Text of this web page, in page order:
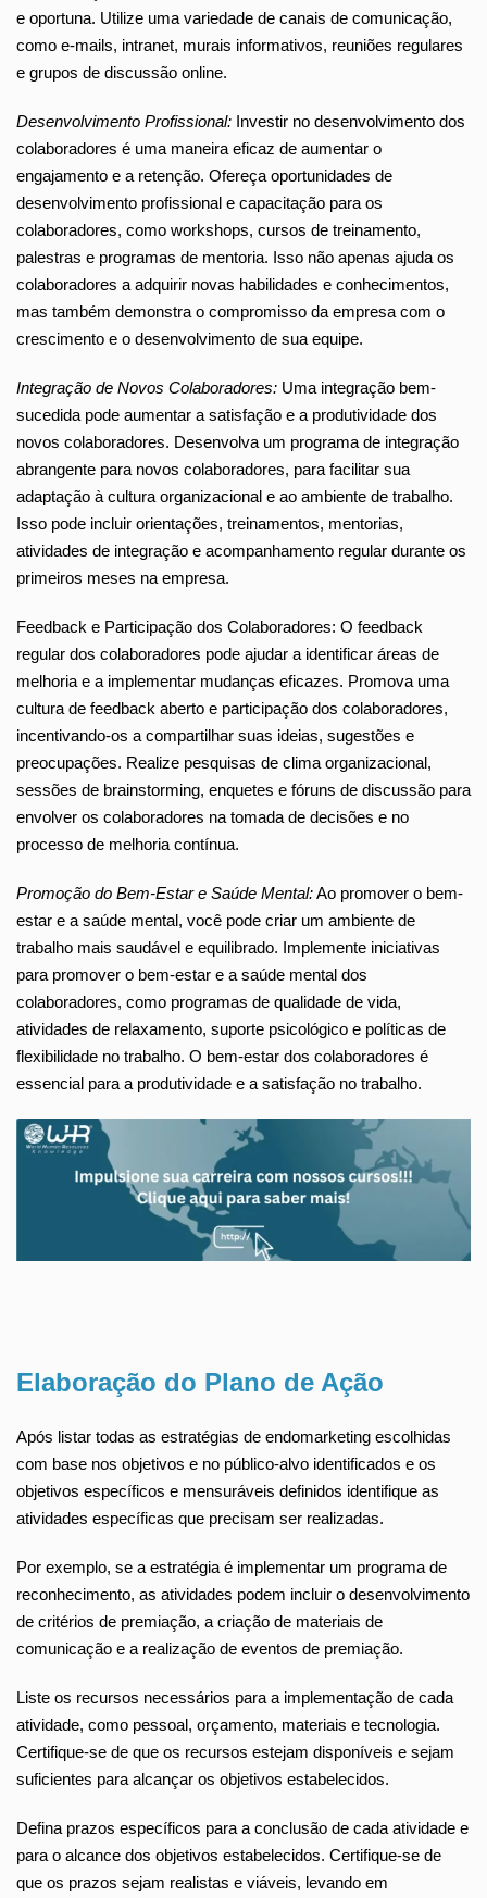
e oportuna. Utilize uma variedade de canais de comunicação,
como e-mails, intranet, murais informativos, reuniões regulares
e grupos de discussão online.
Desenvolvimento Profissional: Investir no desenvolvimento dos
colaboradores é uma maneira eficaz de aumentar o
engajamento e a retenção. Ofereça oportunidades de
desenvolvimento profissional e capacitação para os
colaboradores, como workshops, cursos de treinamento,
palestras e programas de mentoria. Isso não apenas ajuda os
colaboradores a adquirir novas habilidades e conhecimentos,
mas também demonstra o compromisso da empresa com o
crescimento e o desenvolvimento de sua equipe.
Integração de Novos Colaboradores: Uma integração bem-
sucedida pode aumentar a satisfação e a produtividade dos
novos colaboradores. Desenvolva um programa de integração
abrangente para novos colaboradores, para facilitar sua
adaptação à cultura organizacional e ao ambiente de trabalho.
Isso pode incluir orientações, treinamentos, mentorias,
atividades de integração e acompanhamento regular durante os
primeiros meses na empresa.
Feedback e Participação dos Colaboradores: O feedback
regular dos colaboradores pode ajudar a identificar áreas de
melhoria e a implementar mudanças eficazes. Promova uma
cultura de feedback aberto e participação dos colaboradores,
incentivando-os a compartilhar suas ideias, sugestões e
preocupações. Realize pesquisas de clima organizacional,
sessões de brainstorming, enquetes e fóruns de discussão para
envolver os colaboradores na tomada de decisões e no
processo de melhoria contínua.
Promoção do Bem-Estar e Saúde Mental:Ao promover o bem-
estar e a saúde mental, você pode criar um ambiente de
trabalho mais saudável e equilibrado. Implemente iniciativas
para promover o bem-estar e a saúde mental dos
colaboradores, como programas de qualidade de vida,
atividades de relaxamento, suporte psicológico e políticas de
flexibilidade no trabalho. O bem-estar dos colaboradores é
essencial para a produtividade e a satisfação no trabalho.
Elaboração do Plano de Ação
Após listar todas as estratégias de endomarketing escolhidas
com base nos objetivos e no público-alvo identificados e os
objetivos específicos e mensuráveis definidos identifique as
atividades específicas que precisam ser realizadas.
Por exemplo, se a estratégia é implementar um programa de
reconhecimento, as atividades podem incluir o desenvolvimento
de critérios de premiação, a criação de materiais de
comunicação e a realização de eventos de premiação.
Liste os recursos necessários para a implementação de cada
atividade, como pessoal, orçamento, materiais e tecnologia.
Certifique-se de que os recursos estejam disponíveis e sejam
suficientes para alcançar os objetivos estabelecidos.
Defina prazos específicos para a conclusão de cada atividade e
para o alcance dos objetivos estabelecidos. Certifique-se de
que os prazos sejam realistas e viáveis, levando em